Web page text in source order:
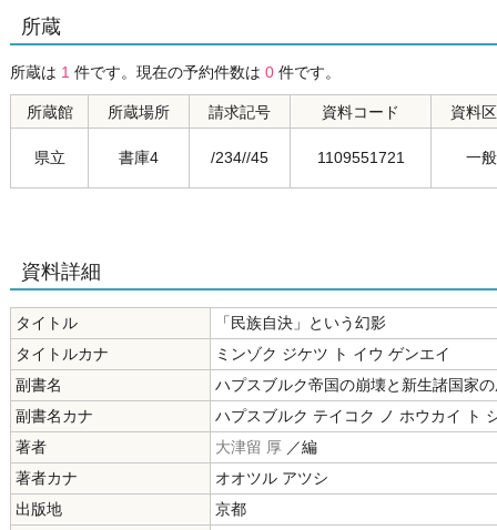
所蔵
所蔵は 1 件です。現在の予約件数は 0 件です。
所蔵館 所蔵場所 請求記号 資料コード 資料
県立 書庫4 /234//45 1109551721 一般
資料詳細
タイトル
「民族自決」という幻影
タイトルカナ
ミンゾク ジケツ ト イウ ゲンエイ
副書名
ハプスブルク帝国の崩壊と新生諸国家
副書名カナ
ハプスブルク テイコク ノ ホウカイ ト
著者
大津留 厚 ／編
著者カナ
オオツル アツシ
出版地
京都